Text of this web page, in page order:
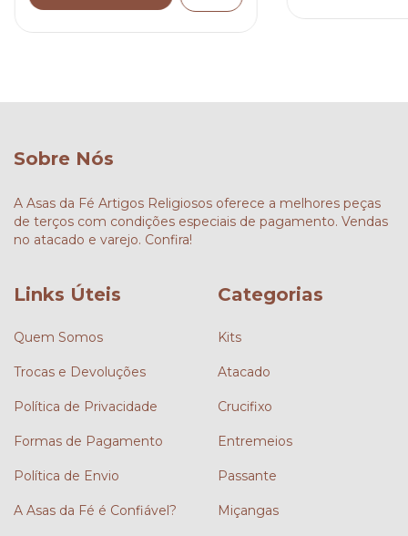
Sobre Nós
A Asas da Fé Artigos Religiosos oferece a melhores peças
de terços com condições especiais de pagamento. Vendas
no atacado e varejo. Confira!
Links Úteis
Quem Somos
Trocas e Devoluções
Política de Privacidade
Formas de Pagamento
Política de Envio
A Asas da Fé é Confiável?
Categorias
Kits
Atacado
Crucifixo
Entremeios
Passante
Miçangas